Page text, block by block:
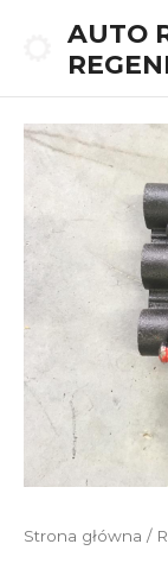
AUTO
Strona główna /